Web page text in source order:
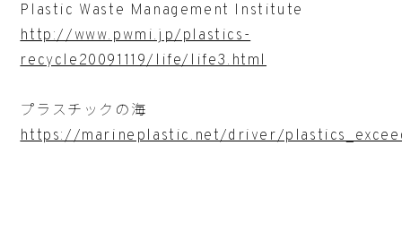
Plastic Waste Management Institute
http://www.pwmi.jp/plastics-
recycle20091119/life/life3.html
プラスチックの海
https://marineplastic.net/driver/